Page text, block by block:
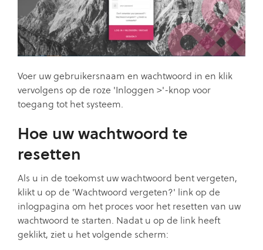
Voer uw gebruikersnaam en wachtwoord in en klik
vervolgens op de roze 'Inloggen >'-knop voor
toegang tot het systeem.
Hoe uw wachtwoord te
resetten
Als u in de toekomst uw wachtwoord bent vergeten,
klikt u op de 'Wachtwoord vergeten?' link op de
inlogpagina om het proces voor het resetten van uw
wachtwoord te starten. Nadat u op de link heeft
geklikt, ziet u het volgende scherm: